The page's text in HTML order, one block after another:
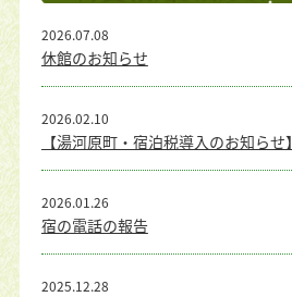
休館のお知らせ
2026.07.08
【湯河原町・宿泊税導入のお知らせ】
2026.02.10
宿の電話の報告
2026.01.26
2025.12.28